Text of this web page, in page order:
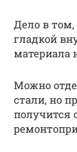
Дело в том,
гладкой
материала
Можно
стали, но
получится